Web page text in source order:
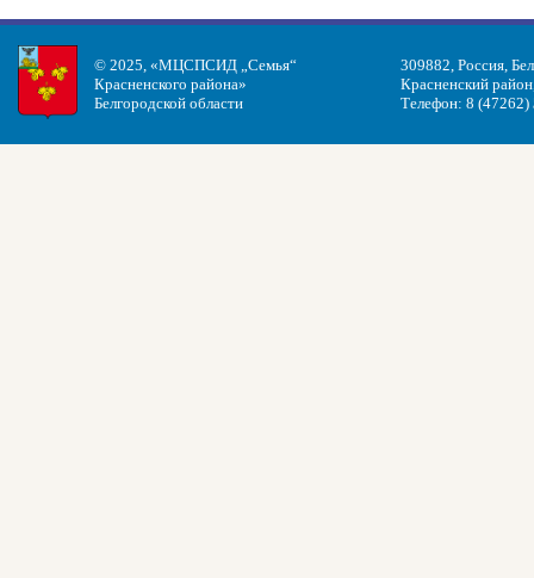
© 2025, «МЦСПСИД „Семья“
Красненского района»
Белгородской области
309882, Россия,
Красненский
Телефон: 8 (47262)